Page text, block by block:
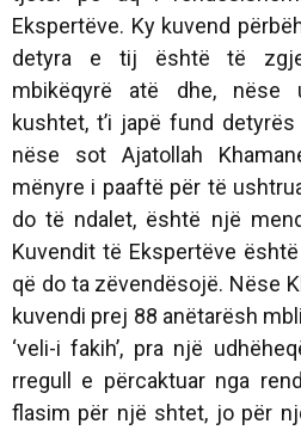
Ekspertëve. Ky kuvend
detyra e tij është të
mbikëqyrë atë dhe, nëse
kushtet, t’i japë fund
nëse sot Ajatollah
mënyre i paaftë për të
do të ndalet, është një
Kuvendit të Ekspertëve
që do ta zëvendësojë. Nëse
kuvendi prej 88 anëtarësh
‘veli-i fakih’, pra një
rregull e përcaktuar nga
flasim për një shtet, jo për